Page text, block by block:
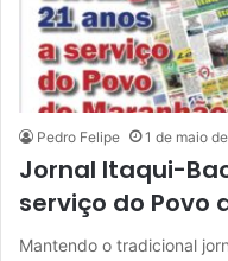
Pedro Felipe 1 de maio
Jornal Itaqui-
serviço do Povo
Mantendo o tradicional